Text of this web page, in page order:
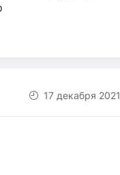
17 декабря 2021